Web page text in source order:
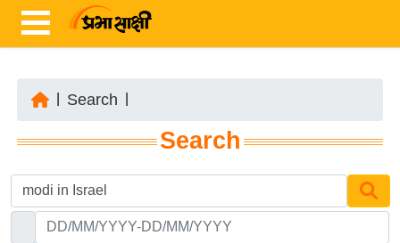
ज़ा
ख
र
Search
Search